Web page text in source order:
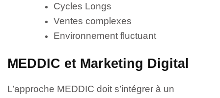
Cycles Longs
Ventes complexes
Environnement fluctuant
MEDDIC et Marketing Digital
L’approche MEDDIC doit s’intégrer à un